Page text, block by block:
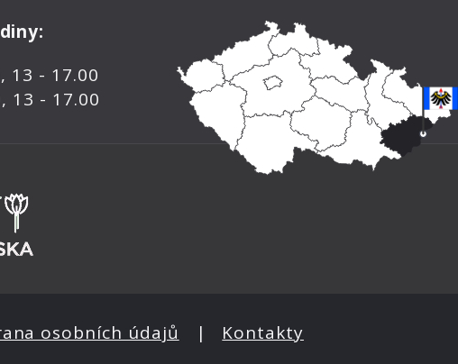
13 - 17.00
13 - 17.00
osobních údajů | Kontakty